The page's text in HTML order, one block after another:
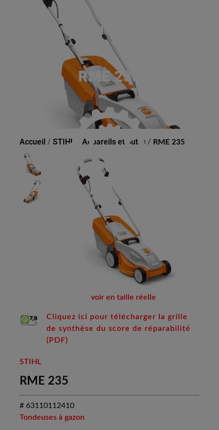
RME 235
Accueil / STIHL Appareils et outils / RME 235
voir en taille réelle
Cliquez ici pour télécharger la grille
de synthèse du score de réparabilité
(PDF)
STIHL
RME 235
# 63110112410
Tondeuses à gazon